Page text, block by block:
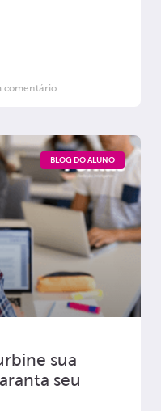
comentário
BLOG DO ALUNO
sua
seu